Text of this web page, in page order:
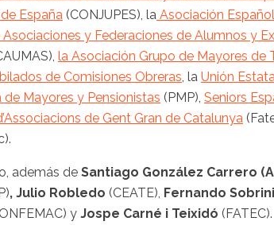
España (CONJUPES), la Asociación
y Federaciones de Alumnos y
la Asociación Grupo de Mayores de
de Comisiones Obreras , la Unión
Mayores y Pensionistas (PMP), Seniors
de Gent Gran de Catalunya
además de Santiago González Carrero
, Julio Robledo (CEATE), Fernando Sobrini
y Jospe Carné i Teixidó (FATEC).